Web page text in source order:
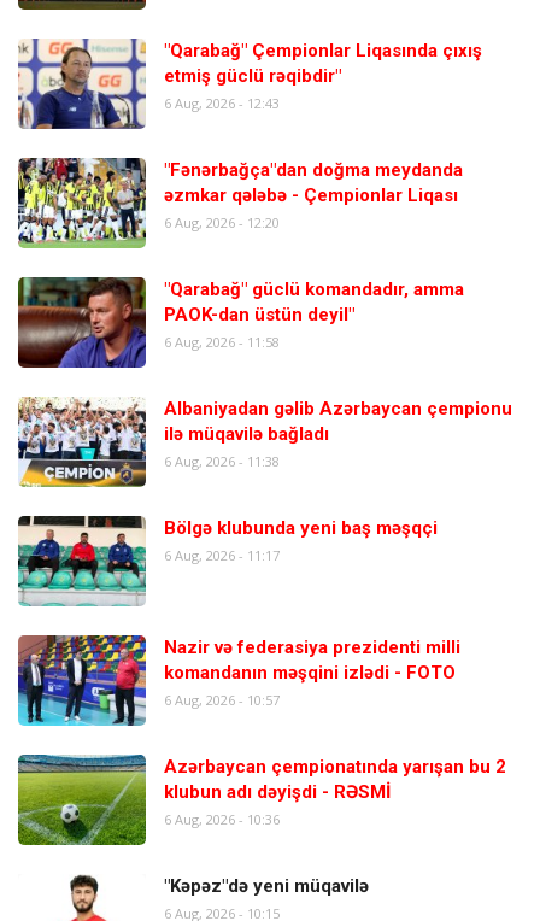
"Qarabağ" Çempionlar Liqasında çıxış
etmiş güclü rəqibdir"
6 Aug, 2026 - 12:43
"Fənərbağça"dan doğma meydanda
əzmkar qələbə - Çempionlar Liqası
6 Aug, 2026 - 12:20
"Qarabağ" güclü komandadır, amma
PAOK-dan üstün deyil"
6 Aug, 2026 - 11:58
Albaniyadan gəlib Azərbaycan çempionu
ilə müqavilə bağladı
6 Aug, 2026 - 11:38
Bölgə klubunda yeni baş məşqçi
6 Aug, 2026 - 11:17
Nazir və federasiya prezidenti milli
komandanın məşqini izlədi - FOTO
6 Aug, 2026 - 10:57
Azərbaycan çempionatında yarışan bu 2
klubun adı dəyişdi - RƏSMİ
6 Aug, 2026 - 10:36
"Kəpəz"də yeni müqavilə
6 Aug, 2026 - 10:15